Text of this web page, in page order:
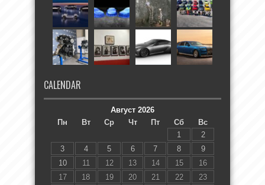
CALENDAR
Август 2026
Пн
Вт Ср Чт Пт Сб
Вс
1
2
3
4 5 6 7 8
9
10
11 12 13 14 15
16
17
18 19 20 21 22
23